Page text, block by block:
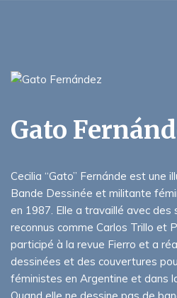
Gato
Cecilia “Gato” Fernánde est une
Bande Dessinée et militante
en 1987. Elle a travaillé avec
reconnus comme Carlos Trillo et
participé à la revue Fierro et a
dessinées et des couvertures
féministes en Argentine et dans